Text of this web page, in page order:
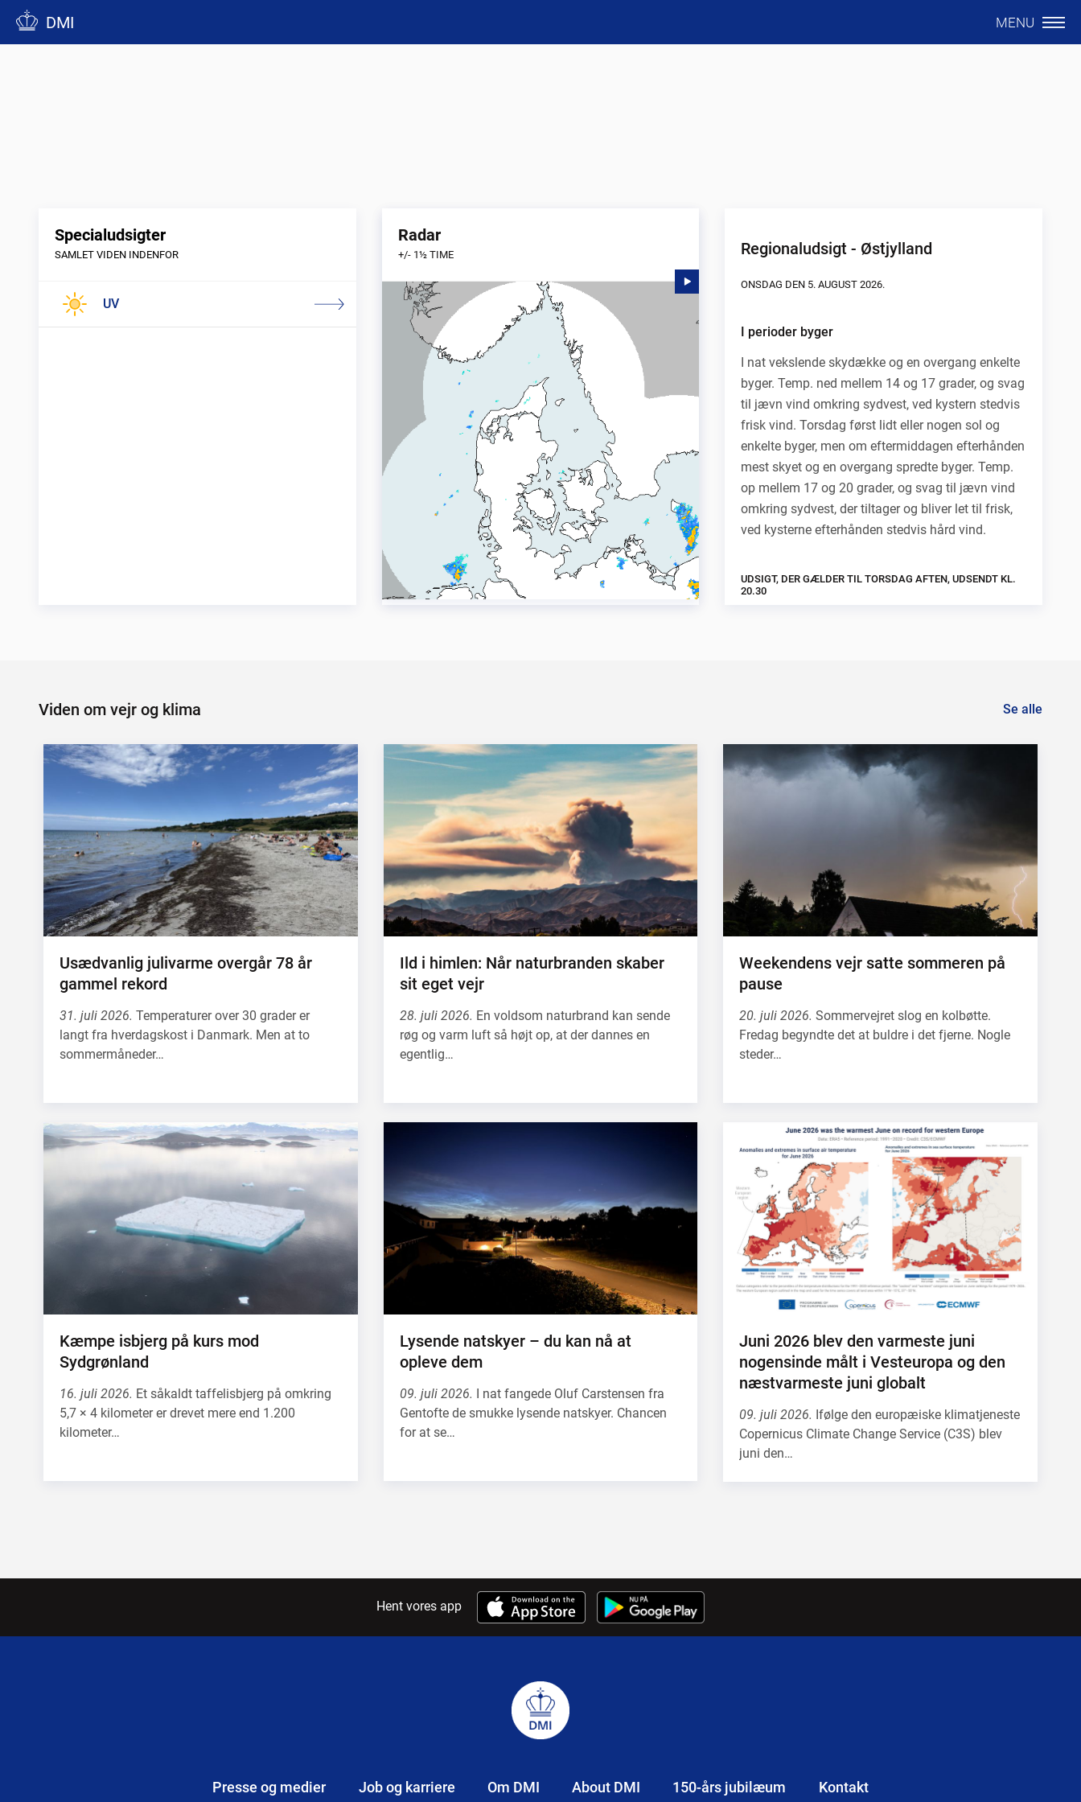
DMI MENU
Specialudsigter
SAMLET VIDEN INDENFOR
UV
Radar
+/- 1½ TIME Regionaludsigt - Østjylland
ONSDAG DEN 5. AUGUST 2026.
I perioder byger
I nat vekslende skydække og en overgang enkelte
byger. Temp. ned mellem 14 og 17 grader, og svag
til jævn vind omkring sydvest, ved kystern stedvis
frisk vind. Torsdag først lidt eller nogen sol og
enkelte byger, men om eftermiddagen efterhånden
mest skyet og en overgang spredte byger. Temp.
op mellem 17 og 20 grader, og svag til jævn vind
omkring sydvest, der tiltager og bliver let til frisk,
ved kysterne efterhånden stedvis hård vind.
UDSIGT, DER GÆLDER TIL TORSDAG AFTEN, UDSENDT KL.
20.30
Viden om vejr og klima Se alle
Usædvanlig julivarme overgår 78 år
gammel rekord
31. juli 2026.Temperaturer over 30 grader er
langt fra hverdagskost i Danmark. Men at to
sommermåneder…
Ild i himlen: Når naturbranden skaber
sit eget vejr
28. juli 2026. En voldsom naturbrand kan sende
røg og varm luft så højt op, at der dannes en
egentlig…
Weekendens vejr satte sommeren på
pause
20. juli 2026.Sommervejret slog en kolbøtte.
Fredag begyndte det at buldre i det fjerne. Nogle
steder…
Kæmpe isbjerg på kurs mod
Sydgrønland
16. juli 2026. Et såkaldt taffelisbjerg på omkring
5,7 × 4 kilometer er drevet mere end 1.200
kilometer…
Lysende natskyer – du kan nå at
opleve dem
09. juli 2026. I nat fangede Oluf Carstensen fra
Gentofte de smukke lysende natskyer. Chancen
for at se…
Juni 2026 blev den varmeste juni
nogensinde målt i Vesteuropa og den
næstvarmeste juni globalt
09. juli 2026. Ifølge den europæiske klimatjeneste
Copernicus Climate Change Service (C3S) blev
juni den…
Hent vores app
Presse og medier Job og karriere Om DMI About DMI 150-års jubilæum Kontakt